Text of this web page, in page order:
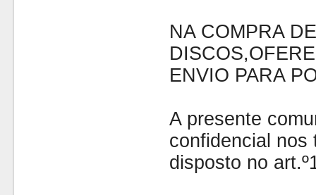
NA COMPRA
ENVIO PARA
A presente
confidencial nos
disposto no